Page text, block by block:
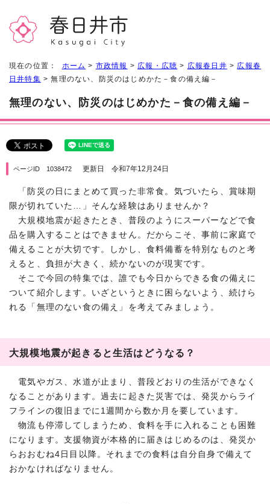
現在の位置： ホーム > 市政情報 > 広報・広聴 > 広報春日井 > 広報春
日井特集 > 無理のない、防災のはじめかた－食の備え編－
無理のない、防災のはじめかた－食の備え編－
ページID 1038472 更新日 令和7年12月24日
「防災の日にまとめて買った非常食。気づいたら、賞味期
限が切れていた…」そんな経験はありませんか？
大規模地震が起きたとき、普段のようにスーパーなどで食
品を購入することはできません。だからこそ、事前に家庭で
備えることが大切です。しかし、食料備蓄を特別なものと考
えると、負担が大きく、続かないのが現実です。
そこで今回の特集では、誰でも今日からできる食の備えに
ついて紹介します。いざというときに困らないよう、続けら
れる「無理のない食の備え」を考えてみましょう。
大規模地震が起きると生活はどうなる？
電気やガス、水道が止まり、普段どおりの生活ができなく
なることがあります。過去に起きた災害では、発災からライ
フラインの復旧までに1週間から数か月を要しています。
物流も停滞してしまうため、食料を手に入れることも困難
になります。支援物資が本格的に届きはじめるのは、発災か
らおおむね4日目以降。それまでの食料は自分自身で備えて
おかなければなりません。